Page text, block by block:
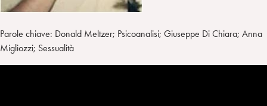
Parole chiave: Donald Meltzer; Psicoanalisi; Giuseppe Di Chiara; Anna
Migliozzi; Sessualità